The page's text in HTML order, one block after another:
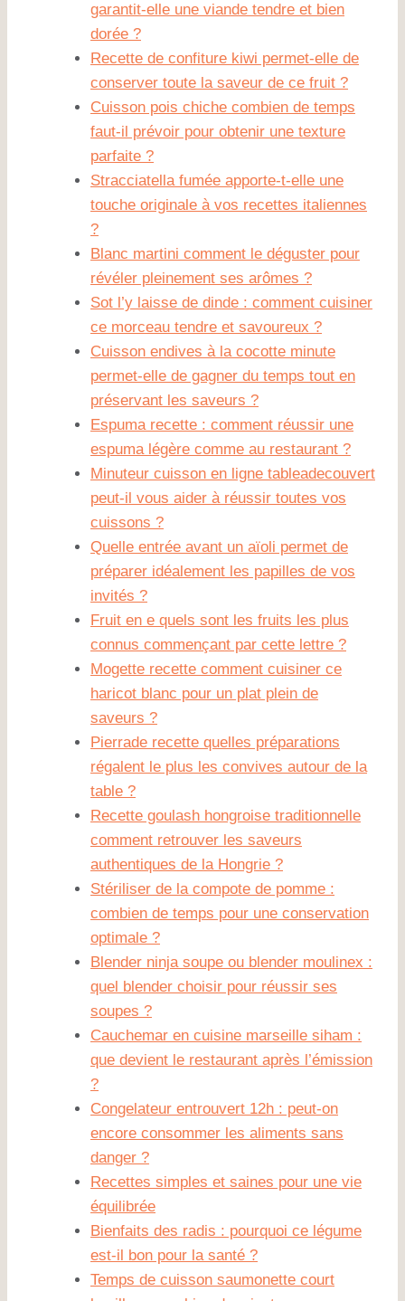
garantit-elle une viande tendre et bien
dorée ?
Recette de confiture kiwi permet-elle de
conserver toute la saveur de ce fruit ?
Cuisson pois chiche combien de temps
faut-il prévoir pour obtenir une texture
parfaite ?
Stracciatella fumée apporte-t-elle une
touche originale à vos recettes italiennes
?
Blanc martini comment le déguster pour
révéler pleinement ses arômes ?
Sot l’y laisse de dinde : comment cuisiner
ce morceau tendre et savoureux ?
Cuisson endives à la cocotte minute
permet-elle de gagner du temps tout en
préservant les saveurs ?
Espuma recette : comment réussir une
espuma légère comme au restaurant ?
Minuteur cuisson en ligne tableadecouvert
peut-il vous aider à réussir toutes vos
cuissons ?
Quelle entrée avant un aïoli permet de
préparer idéalement les papilles de vos
invités ?
Fruit en e quels sont les fruits les plus
connus commençant par cette lettre ?
Mogette recette comment cuisiner ce
haricot blanc pour un plat plein de
saveurs ?
Pierrade recette quelles préparations
régalent le plus les convives autour de la
table ?
Recette goulash hongroise traditionnelle
comment retrouver les saveurs
authentiques de la Hongrie ?
Stériliser de la compote de pomme :
combien de temps pour une conservation
optimale ?
Blender ninja soupe ou blender moulinex :
quel blender choisir pour réussir ses
soupes ?
Cauchemar en cuisine marseille siham :
que devient le restaurant après l’émission
?
Congelateur entrouvert 12h : peut-on
encore consommer les aliments sans
danger ?
Recettes simples et saines pour une vie
équilibrée
Bienfaits des radis : pourquoi ce légume
est-il bon pour la santé ?
Temps de cuisson saumonette court